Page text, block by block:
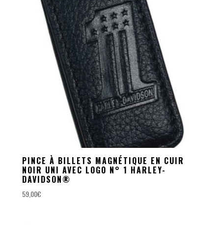
PINCE À BILLETS MAGNÉTIQUE EN CUIR
NOIR UNI AVEC LOGO N° 1 HARLEY-
DAVIDSON®
59,00€